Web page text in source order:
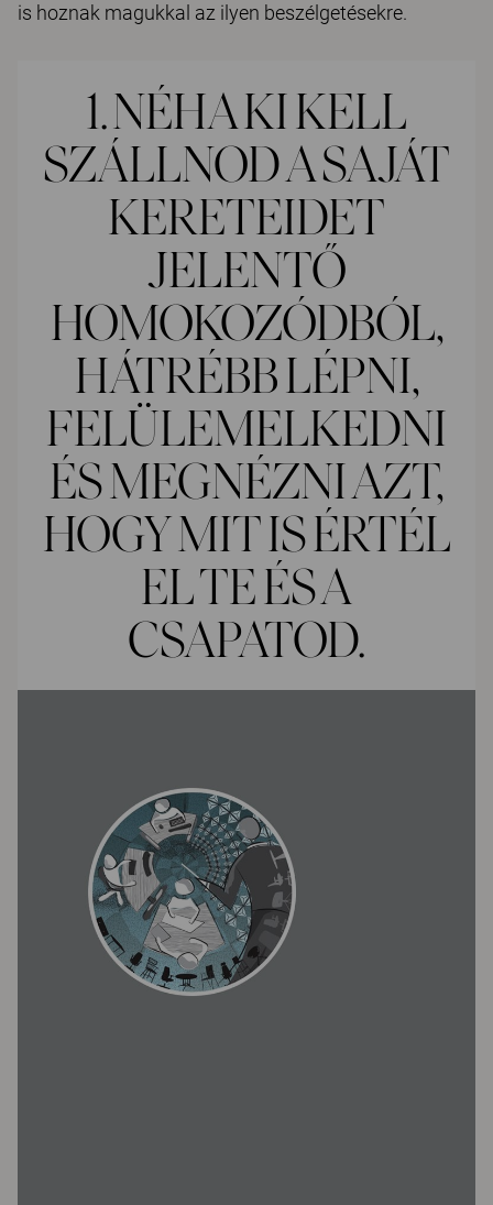
is hoznak magukkal az ilyen beszélgetésekre.
1. NÉHA KI KELL
SZÁLLNOD A SAJÁT
KERETEIDET
JELENTŐ
HOMOKOZÓDBÓL,
HÁTRÉBB LÉPNI,
FELÜLEMELKEDNI
ÉS MEGNÉZNI AZT,
HOGY MIT IS ÉRTÉL
EL TE ÉS A
CSAPATOD.